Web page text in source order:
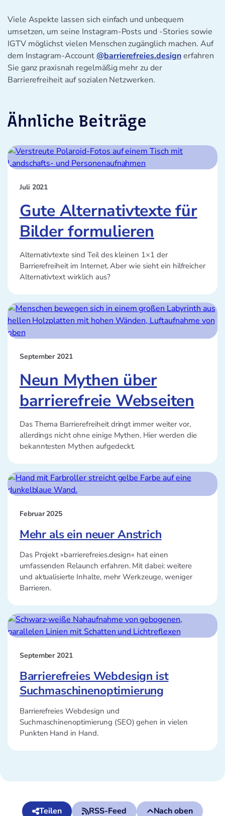
Viele Aspekte lassen sich einfach und unbequem
umsetzen, um seine Instagram-Posts und -Stories sowie
IGTV möglichst vielen Menschen zugänglich machen. Auf
dem Instagram-Account @barrierefreies.designerfahren
Sie ganz praxisnah regelmäßig mehr zu der
Barrierefreiheit auf sozialen Netzwerken.
Ähnliche Beiträge
Juli 2021
Gute Alternativtexte für
Bilder formulieren
Alternativtexte sind Teil des kleinen 1×1 der
Barrierefreiheit im Internet. Aber wie sieht ein hilfreicher
Alternativtext wirklich aus?
September 2021
Neun Mythen über
barrierefreie Webseiten
Das Thema Barrierefreiheit dringt immer weiter vor,
allerdings nicht ohne einige Mythen. Hier werden die
bekanntesten Mythen aufgedeckt.
Februar 2025
Mehr als ein neuer Anstrich
Das Projekt »barrierefreies.design« hat einen
umfassenden Relaunch erfahren. Mit dabei: weitere
und aktualisierte Inhalte, mehr Werkzeuge, weniger
Barrieren.
September 2021
Barrierefreies Webdesign ist
Suchmaschinenoptimierung
Barrierefreies Webdesign und
Suchmaschinenoptimierung (SEO) gehen in vielen
Punkten Hand in Hand.
Teilen RSS-Feed Nach oben